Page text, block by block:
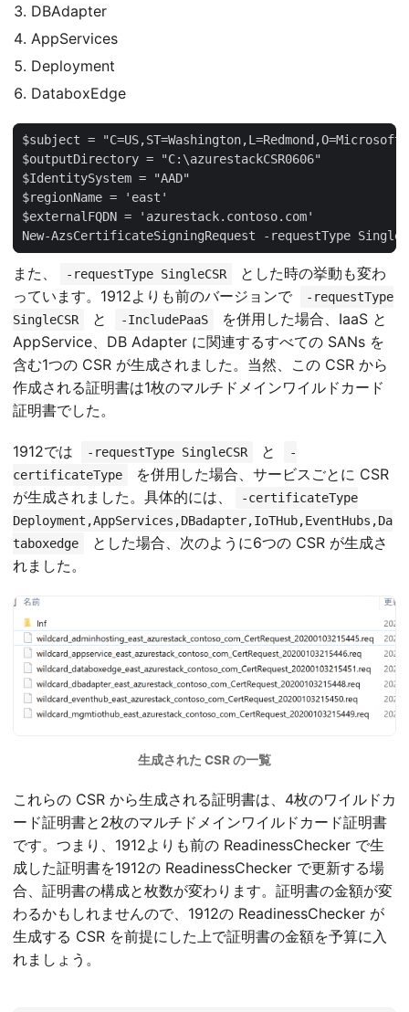
DBAdapter
AppServices
Deployment
DataboxEdge
New-AzsCertificateSigningRequest -requestType
また、 -requestType SingleCSR
とした時の挙動も変わ
っています。1912よりも前のバージョンで
-requestType
SingleCSR
と -IncludePaaS
を併用した場合、IaaS と
AppService、DB Adapter に関連するすべての SANs を
含む1つの CSR が生成されました。当然、この CSR から
作成される証明書は1枚のマルチドメインワイルドカード
証明書でした。
1912では -requestType SingleCSR と
-
certificateType
を併用した場合、サービスごとに CSR
が生成されました。具体的には、
-certificateType
Deployment,AppServices,DBadapter,IoTHub,EventHubs,Da
taboxedge
とした場合、次のように6つの CSR が生成さ
れました。
生成された CSR の一覧
これらの CSR から生成される証明書は、4枚のワイルドカ
ード証明書と2枚のマルチドメインワイルドカード証明書
です。つまり、1912よりも前の ReadinessChecker で生
成した証明書を1912の ReadinessChecker で更新する場
合、証明書の構成と枚数が変わります。証明書の金額が変
わるかもしれませんので、1912の ReadinessChecker が
生成する CSR を前提にした上で証明書の金額を予算に入
れましょう。